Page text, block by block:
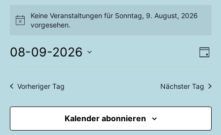
Veranstaltungen
für
Sonntag,
9.
August,
2026
Hinweis
Keine Veranstaltungen für Sonntag, 9. August, 2026
vorgesehen.
Tag
08-09-2026
Datum
wählen.
Vorheriger Tag Nächster Tag
Kalender abonnieren